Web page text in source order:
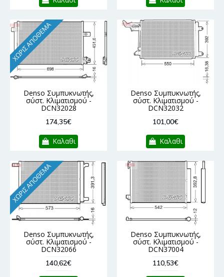
ΧΩΡΊΣ ΑΠΌΘΕΜΑ
Denso Συμπυκνωτής,
σύστ. Κλιματισμού -
DCN32028
174,35€
Καλαθι
Denso Συμπυκνωτής,
σύστ. Κλιματισμού -
DCN32032
101,00€
Καλαθι
ΧΩΡΊΣ ΑΠΌΘΕΜΑ
Denso Συμπυκνωτής,
σύστ. Κλιματισμού -
DCN32066
140,62€
Denso Συμπυκνωτής,
σύστ. Κλιματισμού -
DCN37004
110,53€